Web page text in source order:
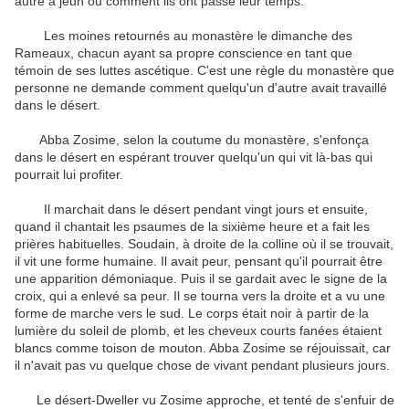
Les moines retournés au monastère le dimanche des
Rameaux, chacun ayant sa propre conscience en tant que
témoin de ses luttes ascétique. C'est une règle du monastère que
personne ne demande comment quelqu'un d'autre avait travaillé
dans le désert.
Abba Zosime, selon la coutume du monastère, s'enfonça
dans le désert en espérant trouver quelqu'un qui vit là-bas qui
pourrait lui profiter.
Il marchait dans le désert pendant vingt jours et ensuite,
quand il chantait les psaumes de la sixième heure et a fait les
prières habituelles. Soudain, à droite de la colline où il se trouvait,
il vit une forme humaine. Il avait peur, pensant qu'il pourrait être
une apparition démoniaque. Puis il se gardait avec le signe de la
croix, qui a enlevé sa peur. Il se tourna vers la droite et a vu une
forme de marche vers le sud. Le corps était noir à partir de la
lumière du soleil de plomb, et les cheveux courts fanées étaient
blancs comme toison de mouton. Abba Zosime se réjouissait, car
il n'avait pas vu quelque chose de vivant pendant plusieurs jours.
Le désert-Dweller vu Zosime approche, et tenté de s'enfuir de